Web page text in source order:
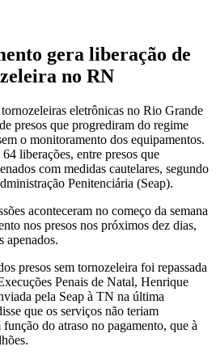
gera liberação de
no RN
eletrônicas no Rio Grande
presos que progrediram do regime
o monitoramento dos equipamentos.
liberações, entre presos que
com medidas cautelares, segundo
Penitenciária (Seap).
aconteceram no começo da semana
nos presos nos próximos dez dias,
apenados.
presos sem tornozeleira foi repassada
Penais de Natal, Henrique
pela Seap à TN na última
que os serviços não teriam
do atraso no pagamento, que à